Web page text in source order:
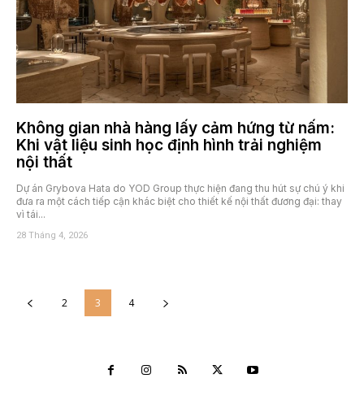
Không gian nhà hàng lấy cảm hứng từ nấm:
Khi vật liệu sinh học định hình trải nghiệm
nội thất
Dự án Grybova Hata do YOD Group thực hiện đang thu hút sự chú ý khi
đưa ra một cách tiếp cận khác biệt cho thiết kế nội thất đương đại: thay
vì tái...
28 Tháng 4, 2026
2 3 4